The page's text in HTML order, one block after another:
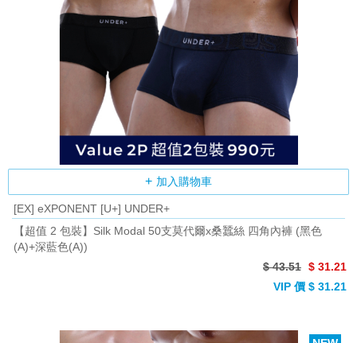
加入購物車
[EX] eXPONENT [U+] UNDER+
【超值 2 包裝】Silk Modal 50支莫代爾x桑蠶絲 四角內褲 (黑色
(A)+深藍色(A))
$ 43.51 $ 31.21
VIP 價 $ 31.21